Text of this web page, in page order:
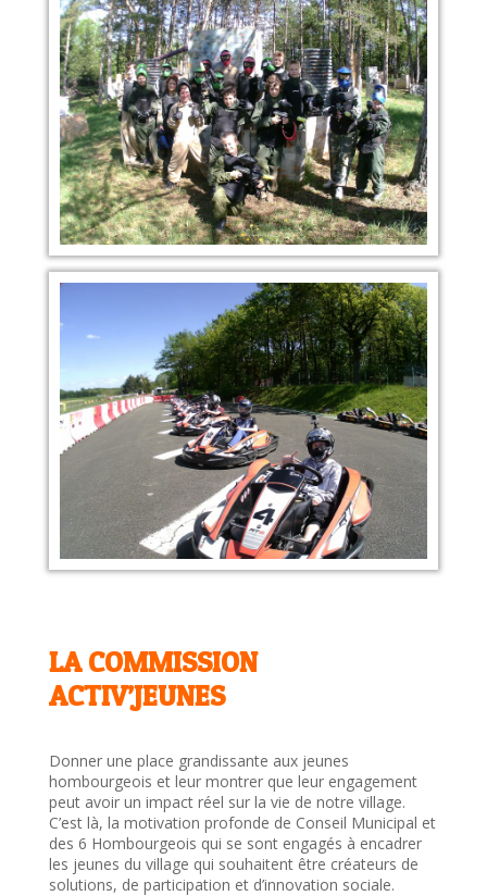
LA COMMISSION
ACTIV’JEUNES
Donner une place grandissante aux jeunes
hombourgeois et leur montrer que leur engagement
peut avoir un impact réel sur la vie de notre village.
C’est là, la motivation profonde de Conseil Municipal et
des 6 Hombourgeois qui se sont engagés à encadrer
les jeunes du village qui souhaitent être créateurs de
solutions, de participation et d’innovation sociale.